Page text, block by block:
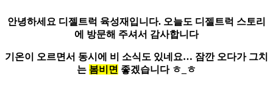
안녕하세요 디젤트럭 육성재 입니다. 오늘도 디젤트럭 스토리
에 방문해 주셔서 감사합니다
기온이 오르면서 동시에 비 소식도 있네요… 잠깐 오다가 그치
는 봄비면 좋겠습니다 ㅎ_ㅎ